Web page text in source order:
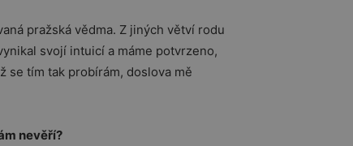
pražská vědma. Z jiných větví rodu
svojí intuicí a máme potvrzeno,
se tím tak probírám, doslova mě
nevěří?